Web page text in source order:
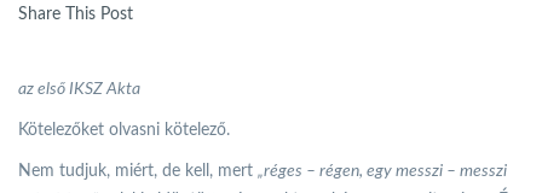
Share This Post
az első IKSZ Akta
Kötelezőket olvasni kötelező.
Nem tudjuk, miért, de kell, mert „réges – régen, egy messzi – messzi